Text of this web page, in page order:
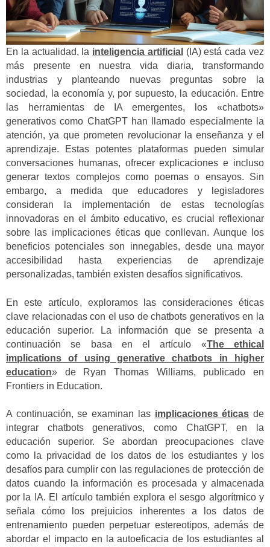
En la actualidad, la inteligencia artificial (IA) está cada vez
más presente en nuestra vida diaria, transformando
industrias y planteando nuevas preguntas sobre la
sociedad, la economía y, por supuesto, la educación. Entre
las herramientas de IA emergentes, los «chatbots»
generativos como ChatGPT han llamado especialmente la
atención, ya que prometen revolucionar la enseñanza y el
aprendizaje. Estas potentes plataformas pueden simular
conversaciones humanas, ofrecer explicaciones e incluso
generar textos complejos como poemas o ensayos. Sin
embargo, a medida que educadores y legisladores
consideran la implementación de estas tecnologías
innovadoras en el ámbito educativo, es crucial reflexionar
sobre las implicaciones éticas que conllevan. Aunque los
beneficios potenciales son innegables, desde una mayor
accesibilidad hasta experiencias de aprendizaje
personalizadas, también existen desafíos significativos.
En este artículo, exploramos las consideraciones éticas
clave relacionadas con el uso de chatbots generativos en la
educación superior. La información que se presenta a
continuación se basa en el artículo «The ethical
implications of using generative chatbots in higher
education» de Ryan Thomas Williams, publicado en
Frontiers in Education.
A continuación, se examinan las implicaciones éticas de
integrar chatbots generativos, como ChatGPT, en la
educación superior. Se abordan preocupaciones clave
como la privacidad de los datos de los estudiantes y los
desafíos para cumplir con las regulaciones de protección de
datos cuando la información es procesada y almacenada
por la IA. El artículo también explora el sesgo algorítmico y
señala cómo los prejuicios inherentes a los datos de
entrenamiento pueden perpetuar estereotipos, además de
abordar el impacto en la autoeficacia de los estudiantes al